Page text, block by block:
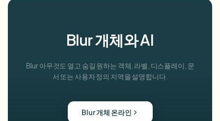
Blur 개체와 AI
Blur 아무것도 열고 숨길 원하는 객체, 라벨, 디스플레이, 문
서 또는 사용자 정의 지역을 설명합니다.
Blur 개체 온라인